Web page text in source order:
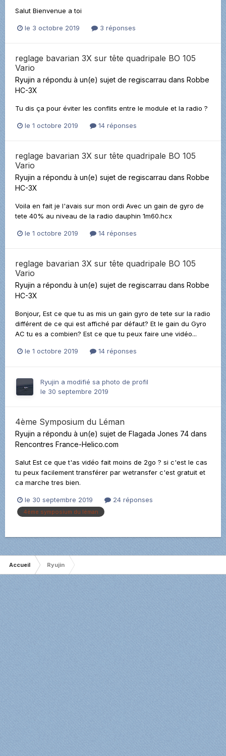
Salut Bienvenue a toi
le 3 octobre 2019 3 réponses
reglage bavarian 3X sur tête quadripale BO 105
Vario
Ryujin a répondu à un(e) sujet de regiscarrau dans Robbe
HC-3X
Tu dis ça pour éviter les conflits entre le module et la radio ?
le 1 octobre 2019 14 réponses
reglage bavarian 3X sur tête quadripale BO 105
Vario
Ryujin a répondu à un(e) sujet de regiscarrau dans Robbe
HC-3X
Voila en fait je l'avais sur mon ordi Avec un gain de gyro de
tete 40% au niveau de la radio dauphin 1m60.hcx
le 1 octobre 2019 14 réponses
reglage bavarian 3X sur tête quadripale BO 105
Vario
Ryujin a répondu à un(e) sujet de regiscarrau dans Robbe
HC-3X
Bonjour, Est ce que tu as mis un gain gyro de tete sur la radio
différent de ce qui est affiché par défaut? Et le gain du Gyro
AC tu es a combien? Est ce que tu peux faire une vidéo...
le 1 octobre 2019 14 réponses
Ryujin a modifié sa photo de profil
le 30 septembre 2019
4ème Symposium du Léman
Ryujin a répondu à un(e) sujet de Flagada Jones 74 dans
Rencontres France-Helico.com
Salut Est ce que t'as vidéo fait moins de 2go ? si c'est le cas
tu peux facilement transférer par wetransfer c'est gratuit et
ca marche tres bien.
le 30 septembre 2019 24 réponses
4ème symposium du léman
Accueil Ryujin